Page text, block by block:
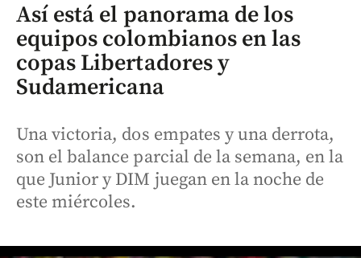
Así está el panorama de los
equipos colombianos en las
copas Libertadores y
Sudamericana
Una victoria, dos empates y una derrota,
son el balance parcial de la semana, en la
que Junior y DIM juegan en la noche de
este miércoles.